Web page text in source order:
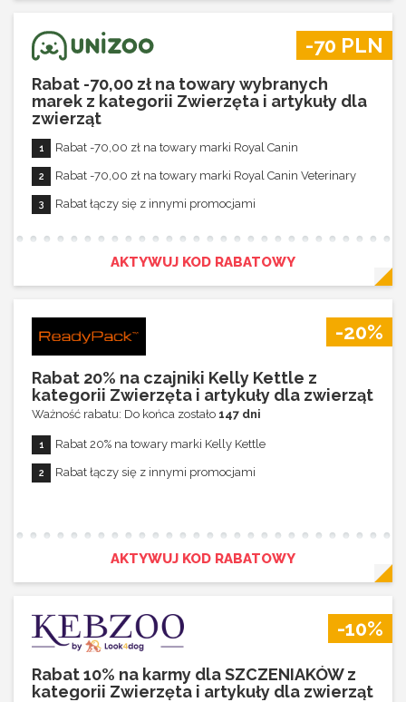
-70 PLN
Rabat -70,00 zł na towary wybranych
marek z kategorii Zwierzęta i artykuły dla
zwierząt
Rabat -70,00 zł na towary marki Royal Canin
Rabat -70,00 zł na towary marki Royal Canin Veterinary
Rabat łączy się z innymi promocjami
AKTYWUJ KOD RABATOWY
-20%
Rabat 20% na czajniki Kelly Kettle z
kategorii Zwierzęta i artykuły dla zwierząt
Ważność rabatu: Do końca zostało 147 dni
Rabat 20% na towary marki Kelly Kettle
Rabat łączy się z innymi promocjami
AKTYWUJ KOD RABATOWY
-10%
Rabat 10% na karmy dla SZCZENIAKÓW z
kategorii Zwierzęta i artykuły dla zwierząt